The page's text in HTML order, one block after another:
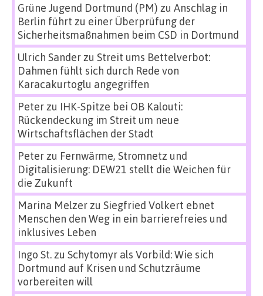
Grüne Jugend Dortmund (PM) zu Anschlag in
Berlin führt zu einer Überprüfung der
Sicherheitsmaßnahmen beim CSD in Dortmund
Ulrich Sanderzu Streit ums Bettelverbot:
Dahmen fühlt sich durch Rede von
Karacakurtoglu angegriffen
Peterzu IHK-Spitze bei OB Kalouti:
Rückendeckung im Streit um neue
Wirtschaftsflächen der Stadt
Peterzu Fernwärme, Stromnetz und
Digitalisierung: DEW21 stellt die Weichen für
die Zukunft
Marina Melzerzu Siegfried Volkert ebnet
Menschen den Weg in ein barrierefreies und
inklusives Leben
Ingo St.zu Schytomyr als Vorbild: Wie sich
Dortmund auf Krisen und Schutzräume
vorbereiten will